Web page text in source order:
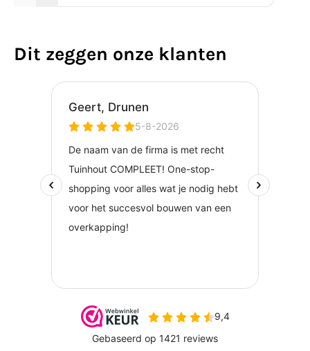
Dit zeggen onze klanten